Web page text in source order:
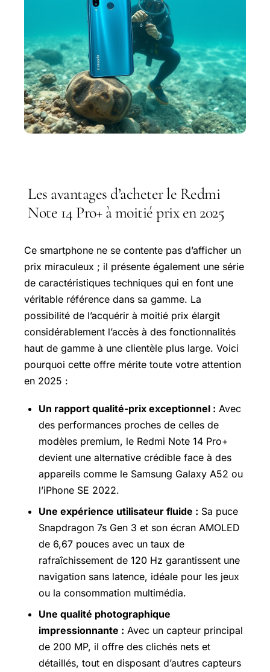
Les avantages d’acheter le Redmi
Note 14 Pro+ à moitié prix en 2025
Ce smartphone ne se contente pas d’afficher un
prix miraculeux ; il présente également une série
de caractéristiques techniques qui en font une
véritable référence dans sa gamme. La
possibilité de l’acquérir à moitié prix élargit
considérablement l’accès à des fonctionnalités
haut de gamme à une clientèle plus large. Voici
pourquoi cette offre mérite toute votre attention
en 2025 :
Un rapport qualité-prix exceptionnel : Avec
des performances proches de celles de
modèles premium, le Redmi Note 14 Pro+
devient une alternative crédible face à des
appareils comme le Samsung Galaxy A52 ou
l’iPhone SE 2022.
Une expérience utilisateur fluide : Sa puce
Snapdragon 7s Gen 3 et son écran AMOLED
de 6,67 pouces avec un taux de
rafraîchissement de 120 Hz garantissent une
navigation sans latence, idéale pour les jeux
ou la consommation multimédia.
Une qualité photographique
impressionnante : Avec un capteur principal
de 200 MP, il offre des clichés nets et
détaillés, tout en disposant d’autres capteurs